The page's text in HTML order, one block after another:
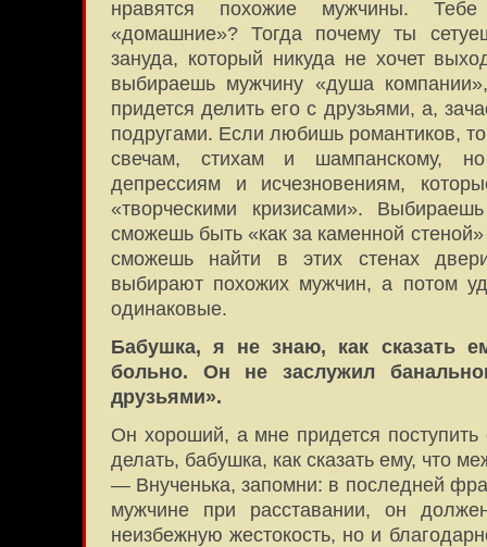
нравятся похожие мужчины. Тебе
«домашние»? Тогда почему ты
зануда, который никуда не хочет
выбираешь мужчину «душа
придется делить его с друзьями, а,
подругами. Если любишь романтиков, то
свечам, стихам и шампанскому,
депрессиям и исчезновениям,
«творческими кризисами».
сможешь быть «как за каменной
сможешь найти в этих стенах
выбирают похожих мужчин, а потом
одинаковые.
Бабушка, я не знаю, как сказать
больно. Он не заслужил
друзьями».
Он хороший, а мне придется
делать, бабушка, как сказать ему, что
— Внученька, запомни: в последней
мужчине при расставании, он
неизбежную жестокость, но и